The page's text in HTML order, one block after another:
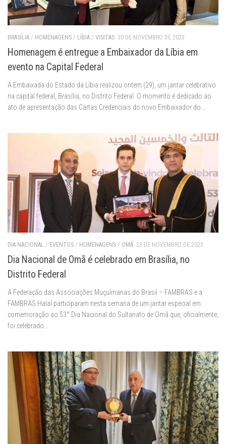
BRASÍLIA / HOMENAGENS / LÍBIA / VISITAS 30 DE NOVEMBRO DE 2023
Homenagem é entregue a Embaixador da Líbia em
evento na Capital Federal
A Embaixada do Estado da Líbia realizou ontem (29), um jantar celebrativo
na capital federal, Brasília, no Distrito Federal. O momento é dedicado ao
ato de apresentação das Cartas Credenciais do novo Embaixador do...
DIA NACIONAL / EVENTOS / HOMENAGENS / OMÃ 23 DE NOVEMBRO DE 2023
Dia Nacional de Omã é celebrado em Brasília, no
Distrito Federal
A Federação das Associações Muçulmanas do Brasil – FAMBRAS e a
FAMBRAS Halal participaram nesta semana de um jantar especial em
comemoração ao 53° Dia Nacional do Sultanato de Omã que, oficialmente,
foi celebrado...